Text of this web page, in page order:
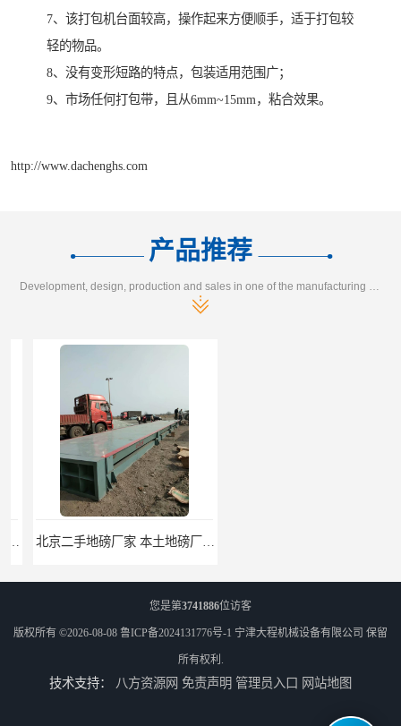
7、该打包机台面较高，操作起来方便顺手，适于打包较
轻的物品。
8、没有变形短路的特点，包装适用范围广；
9、市场任何打包带，且从6mm~15mm，粘合效果。
http://www.dachenghs.com
产品推荐
Development, design, production and sales in one of the manufacturing enterprises
北京二手地磅厂家 本土地磅厂100秒报价
您是第3741886位访客
版权所有 ©2026-08-08 鲁ICP备2024131776号-1 宁津大程机械设备有限公司 保留
所有权利.
技术支持： 八方资源网 免责声明 管理员入口 网站地图